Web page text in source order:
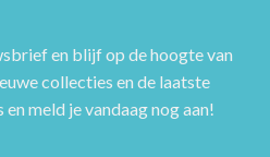
en blijf op de hoogte van
collecties en de laatste
meld je vandaag nog aan!